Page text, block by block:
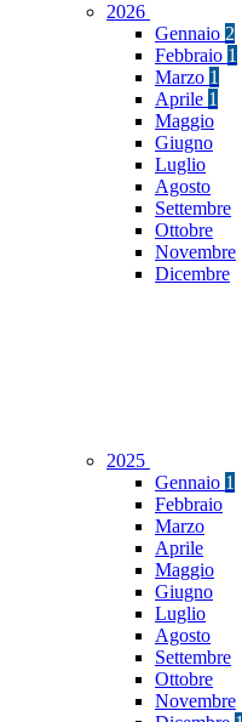
2026
Gennaio 2
Febbraio 1
Marzo 1
Aprile 1
Maggio
Giugno
Luglio
Agosto
Settembre
Ottobre
Novembre
Dicembre
2025
Gennaio 1
Febbraio
Marzo
Aprile
Maggio
Giugno
Luglio
Agosto
Settembre
Ottobre
Novembre